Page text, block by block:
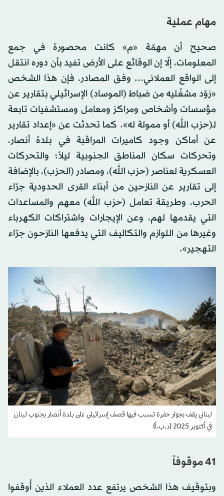
مهام عملية
صحيح أن مهمّة «م» كانت محصورة في جمع
المعلومات، إلّا إن الوقائع على الأرض تفيد بأن دوره انتقل
إلى الواقع العملاني... وفق المصادر، فإن هذا الشخص
«زوّد مشغّليه من ضباط (الموساد) الإسرائيلي بتقارير عن
مؤسسات وأشخاص ومراكز ومعامل ومستشفيات تابعة
لـ(حزب الله) أو ممولة له». كما تحدثت عن «إعداد تقارير
عن أماكن وجود كاميرات المراقبة في بلدة أنصار،
وتحركات سكان المناطق الجنوبية ليلاً؛ والتحركات
العسكرية لعناصر (حزب الله)، ومصادر (الحزب)، بالإضافة
إلى تقارير عن النازحين من أبناء القرى الحدودية جرّاء
الحرب، وطريقة تعامل (حزب الله) معهم والمساعدات
التي يقدمها لهم، وعن الإيجارات واشتراكات الكهرباء
وغيرها من اللوازم والتكاليف التي يدفعها النازحون جرّاء
التهجير».
لبناني يقف بجوار حفرة تسبب فيها قصف إسرائيلي على بلدة أنصار بجنوب لبنان
في أكتوبر 2025 (د.ب.أ)
41 موقوفاً
وبتوقيف هذا الشخص يرتفع عدد العملاء الذين أُوقفوا